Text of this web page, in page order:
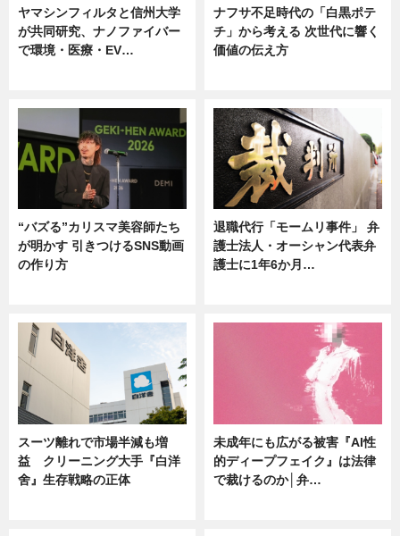
ヤマシンフィルタと信州大学
が共同研究、ナノファイバー
で環境・医療・EV…
ナフサ不足時代の「白黒ポテ
チ」から考える 次世代に響く
価値の伝え方
“バズる”カリスマ美容師たち
が明かす 引きつけるSNS動画
の作り方
退職代行「モームリ事件」 弁
護士法人・オーシャン代表弁
護士に1年6か月…
スーツ離れで市場半減も増
益 クリーニング大手『白洋
舍』生存戦略の正体
未成年にも広がる被害『AI性
的ディープフェイク』は法律
で裁けるのか│弁…